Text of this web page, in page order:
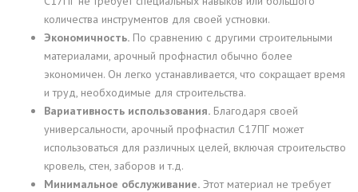
количества инструментов для своей устновки.
Экономичность. По сравнению с другими строительными
материалами, арочный профнастил обычно более
экономичен. Он легко устанавливается, что сокращает время
и труд, необходимые для строительства.
Вариативность использования. Благодаря своей
универсальности, арочный профнастил С17ПГ может
использоваться для различных целей, включая строительство
кровель, стен, заборов и т.д.
Минимальное обслуживание. Этот материал не требует